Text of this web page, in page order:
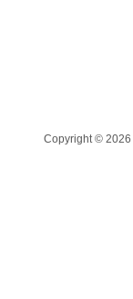
Copyright © 2026